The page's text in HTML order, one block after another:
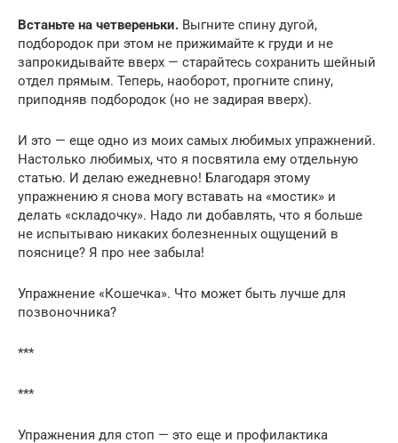
Встаньте на четвереньки. Выгните спину дугой,
подбородок при этом не прижимайте к груди и не
запрокидывайте вверх — старайтесь сохранить шейный
отдел прямым. Теперь, наоборот, прогните спину,
приподняв подбородок (но не задирая вверх).
И это — еще одно из моих самых любимых упражнений.
Настолько любимых, что я посвятила ему отдельную
статью. И делаю ежедневно! Благодаря этому
упражнению я снова могу вставать на «мостик» и
делать «складочку». Надо ли добавлять, что я больше
не испытываю никаких болезненных ощущений в
пояснице? Я про нее забыла!
Упражнение «Кошечка». Что может быть лучше для
позвоночника?
***
***
Упражнения для стоп — это еще и профилактика